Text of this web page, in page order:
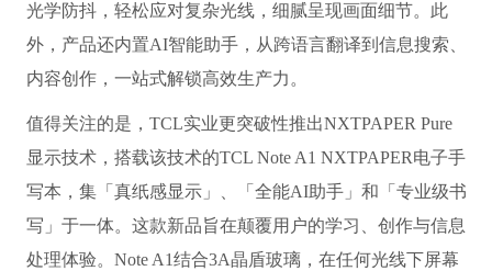
光学防抖，轻松应对复杂光线，细腻呈现画面细节。此
外，产品还内置AI智能助手，从跨语言翻译到信息搜索、
内容创作，一站式解锁高效生产力。
值得关注的是，TCL实业更突破性推出NXTPAPER Pure
显示技术，搭载该技术的TCL Note A1 NXTPAPER电子手
写本，集「真纸感显示」、「全能AI助手」和「专业级书
写」于一体。这款新品旨在颠覆用户的学习、创作与信息
处理体验。Note A1结合3A晶盾玻璃，在任何光线下屏幕